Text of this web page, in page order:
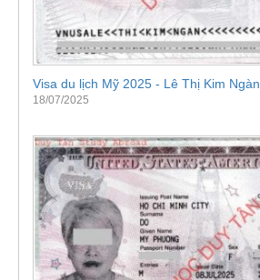
Visa du lịch Mỹ 2025 - Lê Thị Kim Ngàn
18/07/2025